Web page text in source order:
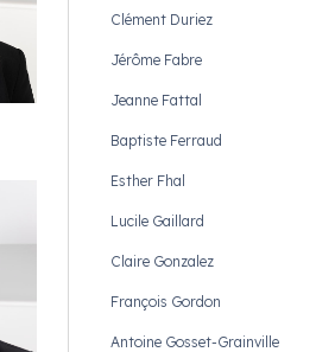
Clément Duriez
Jérôme Fabre
Jeanne Fattal
Baptiste Ferraud
Esther Fhal
Lucile Gaillard
Claire Gonzalez
François Gordon
Antoine Gosset-Grainville